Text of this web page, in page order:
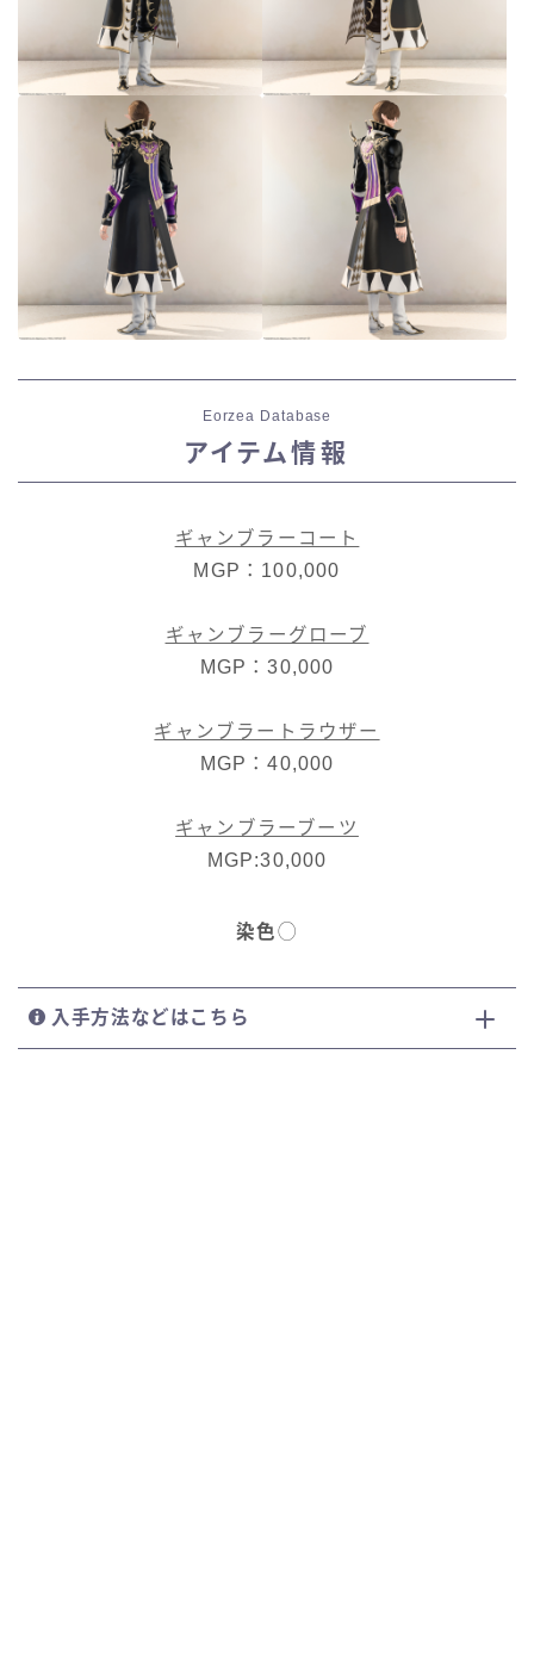
Eorzea Database
アイテム情報
ギャンブラーコート
MGP：100,000
ギャンブラーグローブ
MGP：30,000
ギャンブラートラウザー
MGP：40,000
ギャンブラーブーツ
MGP:30,000
染色◯
入手方法などはこちら